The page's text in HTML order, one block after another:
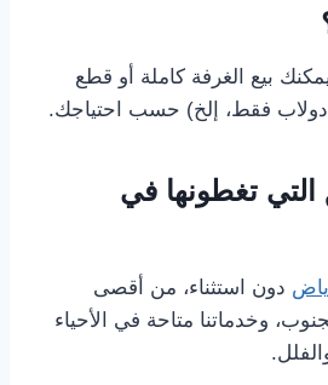
بيع الغرفة كاملة أو قطع
فقط، إلخ) حسب احتياجك.
تغطونها في
دون استثناء، من أقصى
وخدماتنا متاحة في الأحياء